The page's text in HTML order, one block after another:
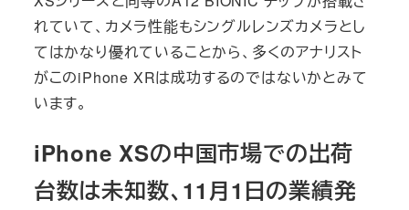
れていて、カメラ性能もシングルレンズカメラとし
てはかなり優れていることから、多くのアナリスト
がこのiPhone XRは成功するのではないかとみて
います。
iPhone XSの中国市場での出荷
台数は未知数、11月1日の業績発